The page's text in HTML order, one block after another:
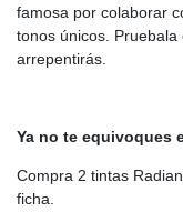
famosa por colaborar
tonos únicos.
arrepentirás.
Ya no te equivoques
Compra 2 tintas
ficha.